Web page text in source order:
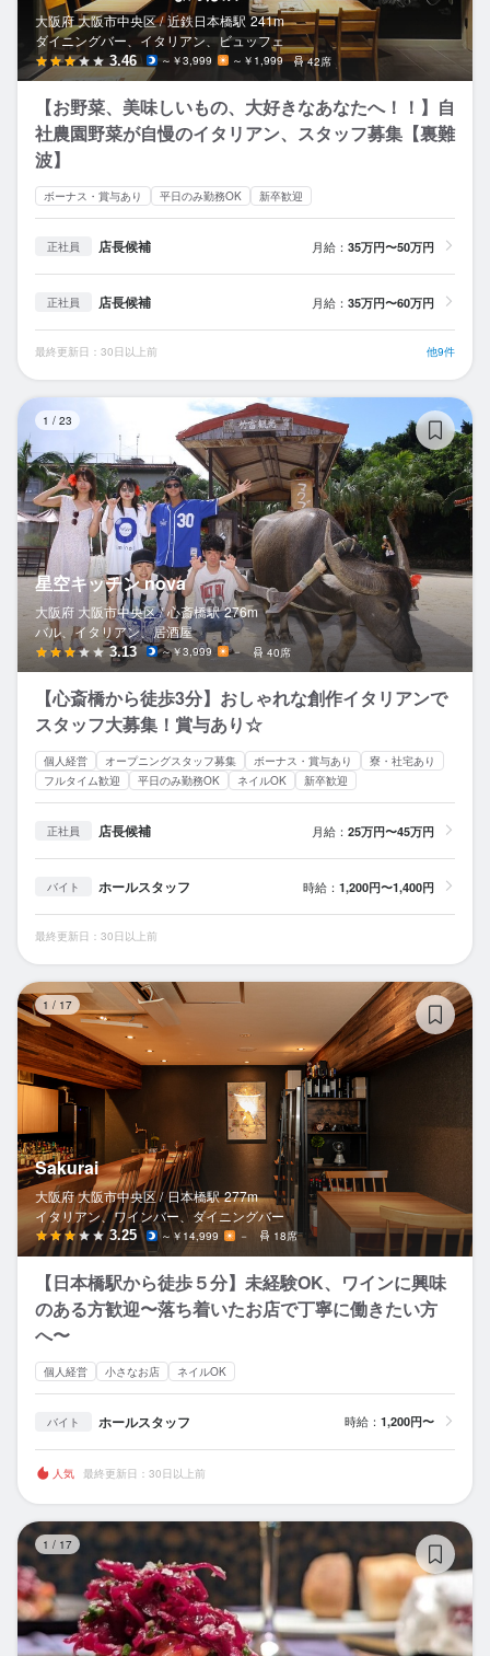
大阪府 大阪市中央区 / 近鉄日本橋駅 241m
ダイニングバー、イタリアン、ビュッフェ
3.46 ～￥3,999 ～￥1,999 42席
【お野菜、美味しいもの、大好きなあなたへ！！】自
社農園野菜が自慢のイタリアン、スタッフ募集【裏難
波】
ボーナス・賞与あり 平日のみ勤務OK 新卒歓迎
正社員 店長候補 月給： 35万円〜50万円
正社員 店長候補 月給： 35万円〜60万円
最終更新日：30日以上前 他9件
1 / 23
星空キッチン nova
大阪府 大阪市中央区 / 心斎橋駅 276m
バル、イタリアン、居酒屋
3.13 ～￥3,999 － 40席
【心斎橋から徒歩3分】おしゃれな創作イタリアンで
スタッフ大募集！賞与あり☆
個人経営 オープニングスタッフ募集 ボーナス・賞与あり
寮・社宅あり
フルタイム歓迎
平日のみ勤務OK ネイルOK 新卒歓迎
正社員 店長候補 月給： 25万円〜45万円
バイト ホールスタッフ 時給： 1,200円〜1,400円
最終更新日：30日以上前
1 / 17
Sakurai
大阪府 大阪市中央区 / 日本橋駅 277m
イタリアン、ワインバー、ダイニングバー
3.25 ～￥14,999 － 18席
【日本橋駅から徒歩５分】未経験OK、ワインに興味
のある方歓迎〜落ち着いたお店で丁寧に働きたい方
へ〜
個人経営 小さなお店 ネイルOK
バイト ホールスタッフ 時給： 1,200円〜
人気 最終更新日：30日以上前
1 / 17